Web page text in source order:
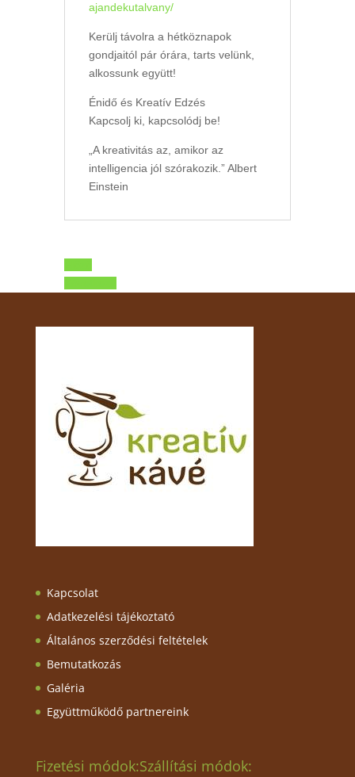
ajandekutalvany/
Kerülj távolra a hétköznapok
gondjaitól pár órára, tarts velünk,
alkossunk együtt!
Énidő és Kreatív Edzés
Kapcsolj ki, kapcsolódj be!
„A kreativitás az, amikor az
intelligencia jól szórakozik.” Albert
Einstein
Kapcsolat
Adatkezelési tájékoztató
Általános szerződési feltételek
Bemutatkozás
Galéria
Együttműködő partnereink
Fizetési módok:Szállítási módok: